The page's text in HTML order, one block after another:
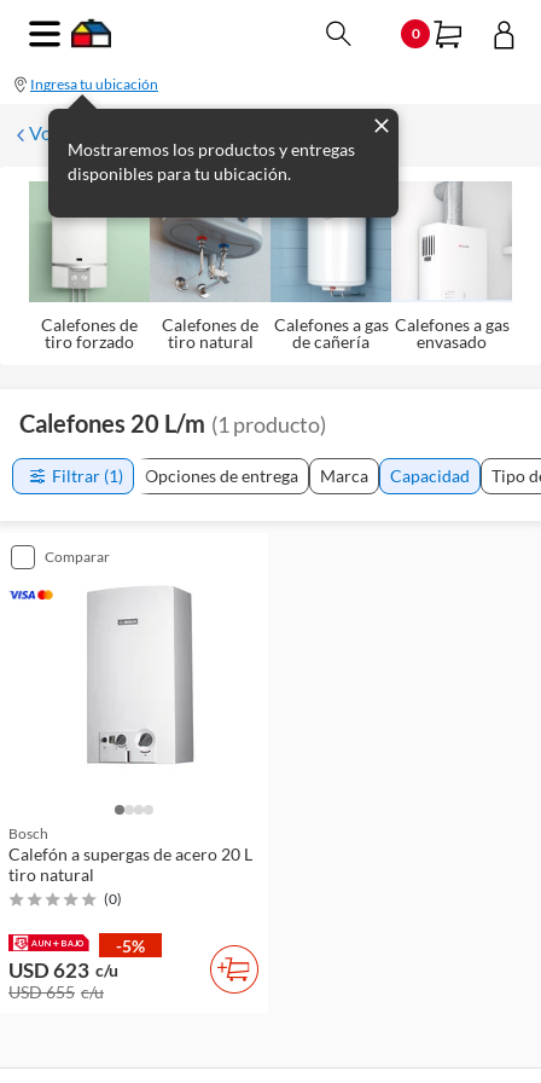
0
Ingresa tu ubicación
Mostraremos los productos y entregas
disponibles para tu ubicación.
Volver a Termotanques y calefones
Calefones de
tiro forzado
Calefones de
tiro natural
Calefones a gas
de cañería
Calefones a gas
envasado
Calefones 20 L/m (1 producto)
Filtrar (1) Opciones de entrega Marca Capacidad Tipo
comparar
Bosch
Calefón a supergas de acero 20 L
tiro natural
(0)
-5%
USD 623 c/u
USD 655 c/u